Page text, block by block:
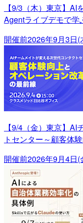
【9/3（木）東京】
Agentライブデモで
開催前2026年9月3日(
【9/4（金）東京】
トセンター～顧客体
開催前2026年9月4日(